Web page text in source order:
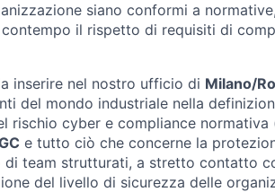
siano conformi a normative,
il rispetto di requisiti di
inserire nel nostro ufficio di Milano/
del mondo industriale nella
rischio cyber e compliance normativa
e tutto ciò che concerne la
di team strutturati, a stretto contatto
del livello di sicurezza delle